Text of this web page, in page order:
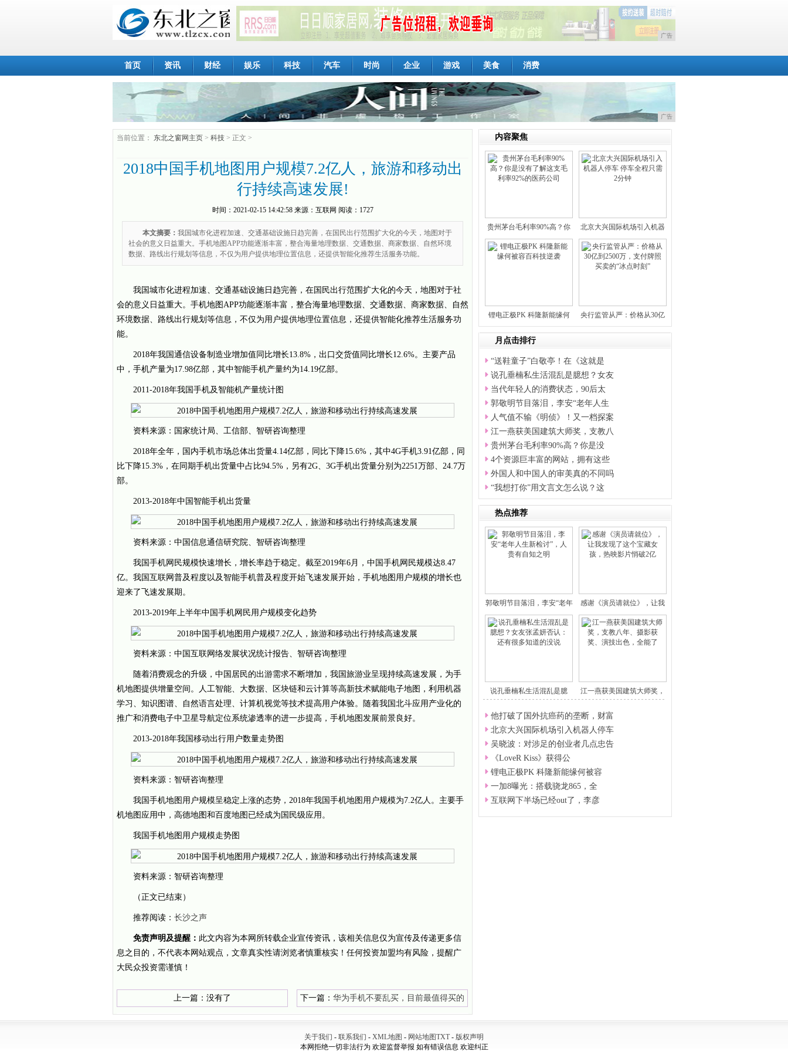
广告
首页 资讯 财经 娱乐 科技 汽车 时尚 企业 游戏 美食 消费
广告
当前位置： 东北之窗网主页 > 科技 > 正文 >
2018中国手机地图用户规模7.2亿人，旅游和移动出
行持续高速发展!
时间： 2021-02-15 14:42:58来源： 互联网 阅读：1727
本文摘要： 我国城市化进程加速、交通基础设施日趋完善，在国民出行范围扩大化的今天，地图对于
社会的意义日益重大。手机地图APP功能逐渐丰富，整合海量地理数据、交通数据、商家数据、自然环境
数据、路线出行规划等信息，不仅为用户提供地理位置信息，还提供智能化推荐生活服务功能。
我国城市化进程加速、交通基础设施日趋完善，在国民出行范围扩大化的今天，地图对于社
会的意义日益重大。手机地图APP功能逐渐丰富，整合海量地理数据、交通数据、商家数据、自然
环境数据、路线出行规划等信息，不仅为用户提供地理位置信息，还提供智能化推荐生活服务功
能。
2018年我国通信设备制造业增加值同比增长13.8%，出口交货值同比增长12.6%。主要产品
中，手机产量为17.98亿部，其中智能手机产量约为14.19亿部。
2011-2018年我国手机及智能机产量统计图
资料来源：国家统计局、工信部、智研咨询整理
2018年全年，国内手机市场总体出货量4.14亿部，同比下降15.6%，其中4G手机3.91亿部，同
比下降15.3%，在同期手机出货量中占比94.5%，另有2G、3G手机出货量分别为2251万部、24.7万
部。
2013-2018年中国智能手机出货量
资料来源：中国信息通信研究院、智研咨询整理
我国手机网民规模快速增长，增长率趋于稳定。截至2019年6月，中国手机网民规模达8.47
亿。我国互联网普及程度以及智能手机普及程度开始飞速发展开始，手机地图用户规模的增长也
迎来了飞速发展期。
2013-2019年上半年中国手机网民用户规模变化趋势
资料来源：中国互联网络发展状况统计报告、智研咨询整理
随着消费观念的升级，中国居民的出游需求不断增加，我国旅游业呈现持续高速发展，为手
机地图提供增量空间。人工智能、大数据、区块链和云计算等高新技术赋能电子地图，利用机器
学习、知识图谱、自然语言处理、计算机视觉等技术提高用户体验。随着我国北斗应用产业化的
推广和消费电子中卫星导航定位系统渗透率的进一步提高，手机地图发展前景良好。
2013-2018年我国移动出行用户数量走势图
资料来源：智研咨询整理
我国手机地图用户规模呈稳定上涨的态势，2018年我国手机地图用户规模为7.2亿人。主要手
机地图应用中，高德地图和百度地图已经成为国民级应用。
我国手机地图用户规模走势图
资料来源：智研咨询整理
（正文已结束）
推荐阅读： 长沙之声
免责声明及提醒： 此文内容为本网所转载企业宣传资讯，该相关信息仅为宣传及传递更多信
息之目的，不代表本网站观点，文章真实性请浏览者慎重核实！任何投资加盟均有风险，提醒广
大民众投资需谨慎！
上一篇：没有了 下一篇： 华为手机不要乱买，目前最值得买的
就这四款，可别买错了！!
内容聚焦
贵州茅台毛利率90%高？你
是没
北京大兴国际机场引入机器
人停车
锂电正极PK 科隆新能缘何
被容
央行监管从严：价格从30亿
到2
月点击排行
“送鞋童子”白敬亭！在《这就是
说孔垂楠私生活混乱是臆想？女友
当代年轻人的消费状态，90后太
郭敬明节目落泪，李安“老年人生
人气值不输《明侦》！又一档探案
江一燕获美国建筑大师奖，支教八
贵州茅台毛利率90%高？你是没
4个资源巨丰富的网站，拥有这些
外国人和中国人的审美真的不同吗
“我想打你”用文言文怎么说？这
热点推荐
郭敬明节目落泪，李安“老年
人生
感谢《演员请就位》，让我
发现了
说孔垂楠私生活混乱是臆
江一燕获美国建筑大师奖，
他打破了国外抗癌药的垄断，财富
北京大兴国际机场引入机器人停车
吴晓波：对涉足的创业者几点忠告
《LoveR Kiss》获得公
锂电正极PK 科隆新能缘何被容
一加8曝光：搭载骁龙865，全
互联网下半场已经out了，李彦
关于我们 - 联系我们 - XML地图 - 网站地图TXT- 版权声明
本网拒绝一切非法行为 欢迎监督举报 如有错误信息 欢迎纠正